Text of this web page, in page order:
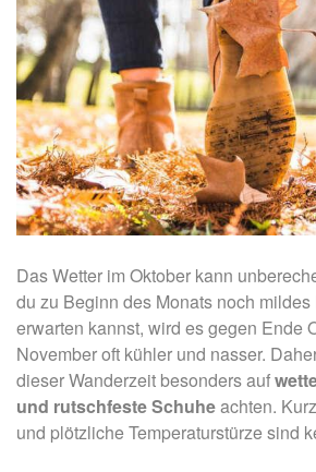
Das Wetter im Oktober kann
du zu Beginn des Monats noch
erwarten kannst, wird es gegen Ende
November oft kühler und nasser.
dieser Wanderzeit besonders auf
und rutschfeste Schuheachten.
und plötzliche Temperaturstürze sind